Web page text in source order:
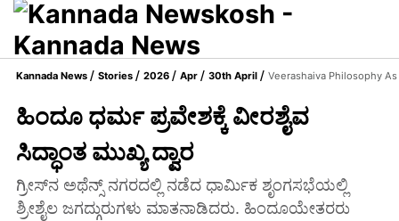
Kannada News Stories 2026 Apr 30th April Veerashaiva Philosophy
ಹಿಂದೂ ಧರ್ಮ ಪ್ರವೇಶಕ್ಕೆ ವೀರಶೈವ
ಸಿದ್ಧಾಂತ ಮುಖ್ಯ ದ್ವಾರ
ಗ್ರೀಸ್‌ನ ಅಥೆನ್ಸ್‌ ನಗರದಲ್ಲಿ ನಡೆದ ಧಾರ್ಮಿಕ ಶೃಂಗಸಭೆಯಲ್ಲಿ
ಶ್ರೀಶೈಲ ಜಗದ್ಗುರುಗಳು ಮಾತನಾಡಿದರು. ಹಿಂದೂಯೇತರರು